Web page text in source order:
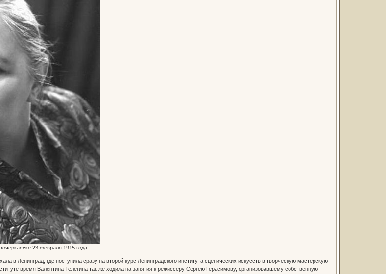
23 февраля 1915 года.
в Ленинград, где поступила сразу на второй курс Ленинградского института сценических искусств в творческую мастерскую
время Валентина Телегина так же ходила на занятия к режиссеру Сергею Герасимову, организовавшему собственную